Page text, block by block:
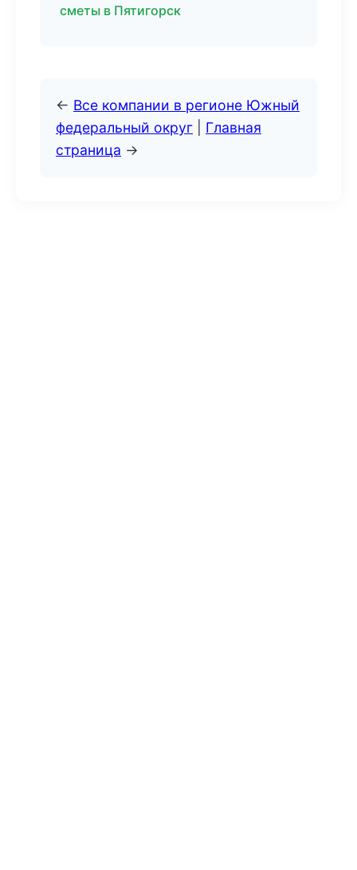
сметы в Пятигорск
← Все компании в регионе Южный
федеральный округ
Главная
страница →